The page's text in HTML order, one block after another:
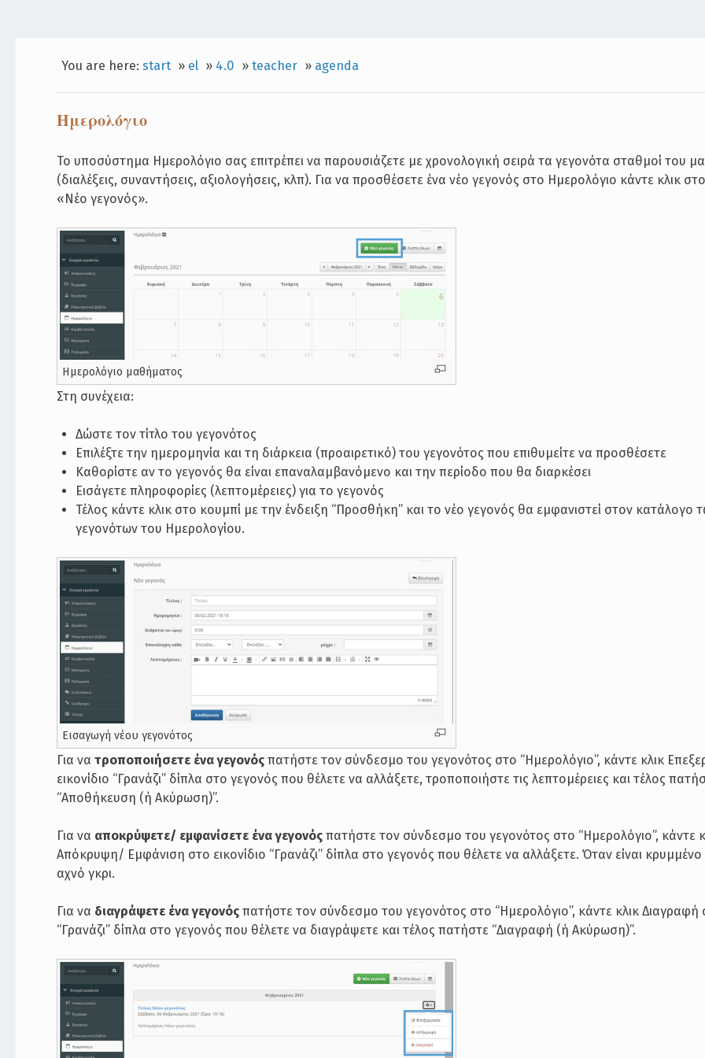
You are here: start » el » 4.0 » teacher » agenda
Ημερολόγιο
Το υποσύστημα Ημερολόγιο σας επιτρέπει να παρουσιάζετε με χρονολογική σειρά τα γεγονότα σταθμοί του
(διαλέξεις, συναντήσεις, αξιολογήσεις, κλπ). Για να προσθέσετε ένα νέο γεγονός στο Ημερολόγιο κάντε κλικ
«Νέο γεγονός».
Ημερολόγιο μαθήματος
Στη συνέχεια:
Δώστε τον τίτλο του γεγονότος
Επιλέξτε την ημερομηνία και τη διάρκεια (προαιρετικό) του γεγονότος που επιθυμείτε να προσθέσετε
Καθορίστε αν το γεγονός θα είναι επαναλαμβανόμενο και την περίοδο που θα διαρκέσει
Εισάγετε πληροφορίες (λεπτομέρειες) για το γεγονός
Τέλος κάντε κλικ στο κουμπί με την ένδειξη “Προσθήκη” και το νέο γεγονός θα εμφανιστεί στον κατάλογο
γεγονότων του Ημερολογίου.
Εισαγωγή νέου γεγονότος
Για νατροποποιήσετε ένα γεγονός πατήστε τον σύνδεσμο του γεγονότος στο “Ημερολόγιο”, κάντε κλικ
εικονίδιο “Γρανάζι” δίπλα στο γεγονός που θέλετε να αλλάξετε, τροποποιήστε τις λεπτομέρειες και τέλος
“Αποθήκευση (ή Ακύρωση)”.
Για να αποκρύψετε/ εμφανίσετε ένα γεγονός πατήστε τον σύνδεσμο του γεγονότος στο “Ημερολόγιο”, κάντε
Απόκρυψη/ Εμφάνιση στο εικονίδιο “Γρανάζι” δίπλα στο γεγονός που θέλετε να αλλάξετε. Όταν είναι κρυμμένο
αχνό γκρι.
Για να διαγράψετε ένα γεγονός πατήστε τον σύνδεσμο του γεγονότος στο “Ημερολόγιο”, κάντε κλικ Διαγραφή
“Γρανάζι” δίπλα στο γεγονός που θέλετε να διαγράψετε και τέλος πατήστε “Διαγραφή (ή Ακύρωση)”.